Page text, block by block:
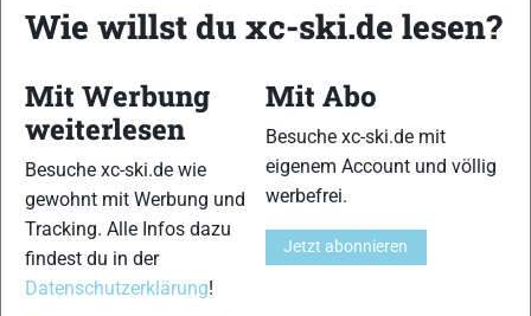
Wie willst du xc-ski.de lesen?
Mit Werbung
weiterlesen
Besuche xc-ski.de wie
gewohnt mit Werbung und
Tracking. Alle Infos dazu
findest du in der
Datenschutzerklärung!
Mit Abo
Besuche xc-ski.de mit
eigenem Account und völlig
werbefrei.
Jetzt abonnieren